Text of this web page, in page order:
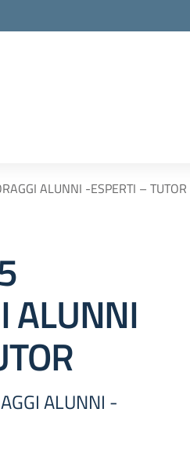
ALUNNI -ESPERTI – TUTOR
ALUNNI
ALUNNI -